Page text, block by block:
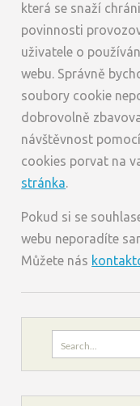
která se snaží
povinnosti
uživatele o
webu. Správně
soubory cookie
dobrovolně
návštěvnost pomocí
cookies porvat na
stránka.
Pokud si se
webu neporadíte
Můžete nás
Search
for: